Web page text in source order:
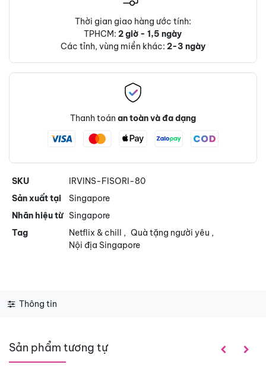
Thời gian giao hàng ước tính:
TPHCM:2 giờ - 1,5 ngày
Các tỉnh, vùng miền khác: 2-3 ngày
Thanh toán an toàn và đa dạng
SKU
IRVINS-FISORI-80
Sản xuất tại
Singapore
Nhãn hiệu từ
Singapore
Tag
Netflix & chill , Quà tặng người yêu ,
Nội địa Singapore
Thông tin
Sản phẩm tương tự